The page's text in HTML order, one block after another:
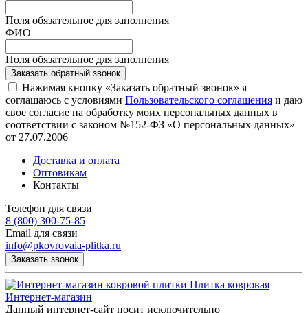
Поля обязательное для заполнения
ФИО
Поля обязательное для заполнения
Заказать обратный звонок
Нажимая кнопку «Заказать обратный звонок» я
соглашаюсь с условиями Пользовательского соглашения и даю
свое согласие на обработку моих персональных данных в
соответствии с законом №152-ФЗ «О персональных данных»
от 27.07.2006
Доставка и оплата
Оптовикам
Контакты
Телефон для связи
8 (800) 300-75-85
Email для связи
info@pkovrovaia-plitka.ru
Заказать звонок
Плитка ковровая
Интернет-магазин
Данный интернет-сайт носит исключительно